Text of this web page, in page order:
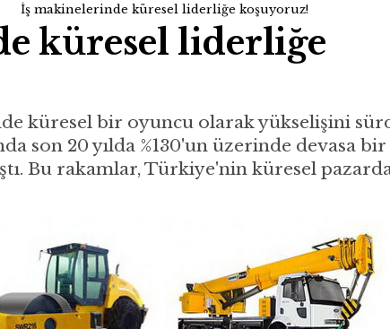
İş makinelerinde küresel liderliğe koşuyoruz!
küresel liderliğe
küresel bir oyuncu olarak yükselişini
son 20 yılda %130'un üzerinde devasa
Bu rakamlar, Türkiye'nin küresel